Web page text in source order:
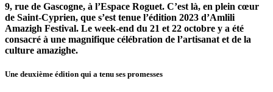
9, rue de Gascogne, à l’Espace Roguet. C’est là, en plein cœur
de Saint-Cyprien, que s’est tenue l’édition 2023 d’Amlili
Amazigh Festival. Le week-end du 21 et 22 octobre y a été
consacré à une magnifique célébration de l’artisanat et de la
culture amazighe.
Une deuxième édition qui a tenu ses promesses